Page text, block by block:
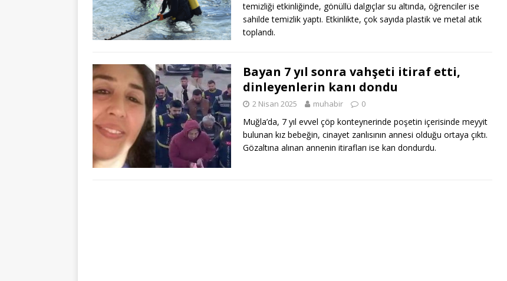
temizliği etkinliğinde, gönüllü dalgıçlar su altında, öğrenciler ise
sahilde temizlik yaptı. Etkinlikte, çok sayıda plastik ve metal atık
toplandı.
Bayan 7 yıl sonra vahşeti itiraf etti,
dinleyenlerin kanı dondu
2 Nisan 2025 muhabir 0
Muğla’da, 7 yıl evvel çöp konteynerinde poşetin içerisinde meyyit
bulunan kız bebeğin, cinayet zanlısının annesi olduğu ortaya çıktı.
Gözaltına alınan annenin itirafları ise kan dondurdu.